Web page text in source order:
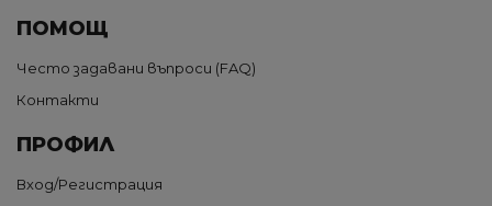
ПОМОЩ
Често задавани въпроси (FAQ)
Контакти
ПРОФИЛ
Вход/Регистрация